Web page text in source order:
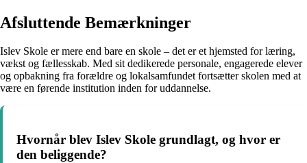
Afsluttende Bemærkninger
Islev Skole er mere end bare en skole – det er et hjemsted for læring,
vækst og fællesskab. Med sit dedikerede personale, engagerede elever
og opbakning fra forældre og lokalsamfundet fortsætter skolen med at
være en førende institution inden for uddannelse.
Hvornår blev Islev Skole grundlagt, og hvor er
den beliggende?